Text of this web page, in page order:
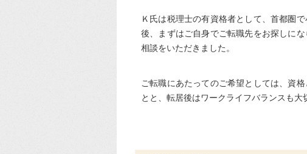
Ｋ氏は税理士の有資格者として、首都圏
後、まずはご自身でご転職先をお探しに
相談をいただきました。
ご転職にあたってのご希望としては、資
とと、転居後はワークライフバランスも大